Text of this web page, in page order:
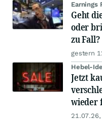
Earnings
Geht
oder
zu Fall?
gestern
Hebel-
Jetzt
wieder